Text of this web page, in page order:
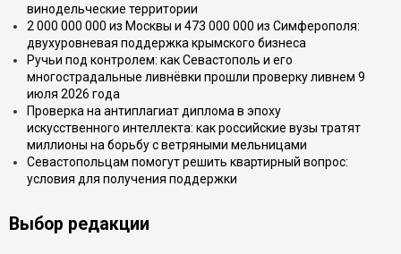
винодельческие территории
2 000 000 000 из Москвы и 473 000 000 из Симферополя:
двухуровневая поддержка крымского бизнеса
Ручьи под контролем: как Севастополь и его
многострадальные ливнёвки прошли проверку ливнем 9
июля 2026 года
Проверка на антиплагиат диплома в эпоху
искусственного интеллекта: как российские вузы тратят
миллионы на борьбу с ветряными мельницами
Севастопольцам помогут решить квартирный вопрос:
условия для получения поддержки
Выбор редакции